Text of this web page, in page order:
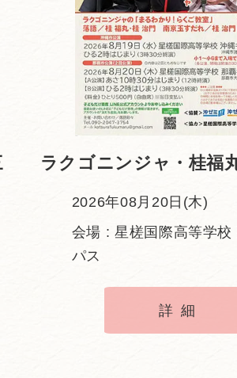
ラクゴニンジャ・桂福
2026年08月20日(木)
会場 : 星槎国際高等学校
パス
詳細